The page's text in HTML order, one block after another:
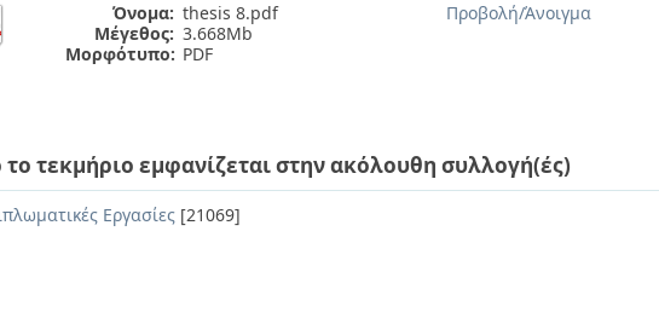
Όνομα: thesis 8.pdf
Μέγεθος: 3.668Mb
Μορφότυπο: PDF
Προβολή/Άνοιγμα
το τεκμήριο εμφανίζεται στην ακόλουθη συλλογή(ές)
Εργασίες [21069]